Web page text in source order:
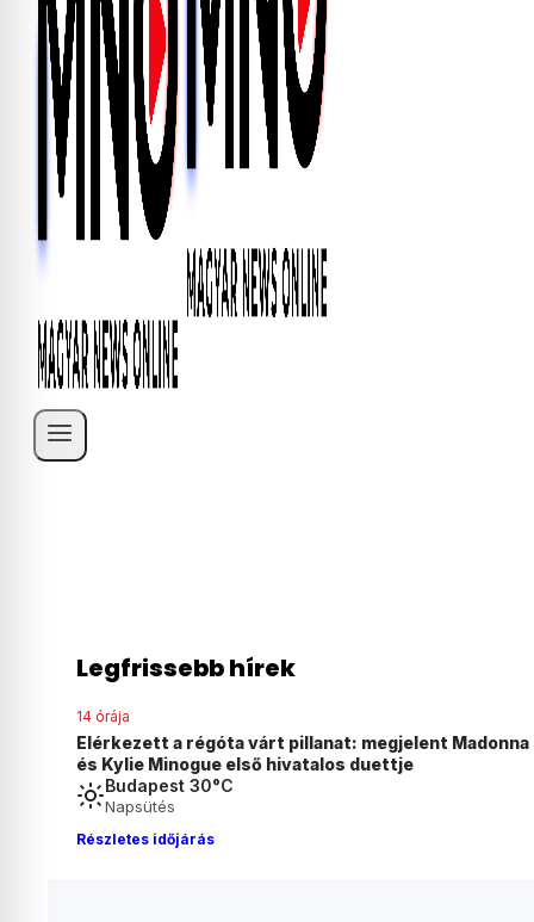
Legfrissebb hírek
14 órája
Elérkezett a régóta várt pillanat: megjelent Madonna
és Kylie Minogue első hivatalos duettje
Budapest 30°C
Napsütés
Részletes időjárás